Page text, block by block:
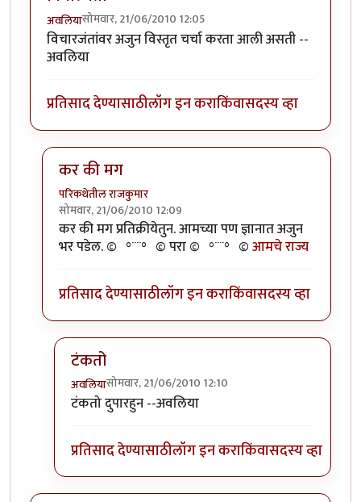
अवलियासोमवार, 21/06/2010 12:05
विचारजंतांवर अजुन विस्तृत चर्चा करता आली असती --
अवलिया
प्रतिसाद देण्यासाठीलॉग इन कराकिंवासदस्य व्हा
कर की मग
परिकथेतील राजकुमार
सोमवार, 21/06/2010 12:09
In reply toविचारजंताbyअवलिया
कर की मग प्रतिक्रीयेतुन. आमच्या पण ज्ञानात अजुन
भर पडेल. ©º°¨¨°º© परा ©º°¨¨°º©आमचे राज्य
प्रतिसाद देण्यासाठीलॉग इन कराकिंवासदस्य व्हा
टंकतो
अवलियासोमवार, 21/06/2010 12:10
In reply toकर की मगby
टंकतो दुपारहुन --अवलिया
प्रतिसाद देण्यासाठीलॉग इन कराकिंवासदस्य व्हा